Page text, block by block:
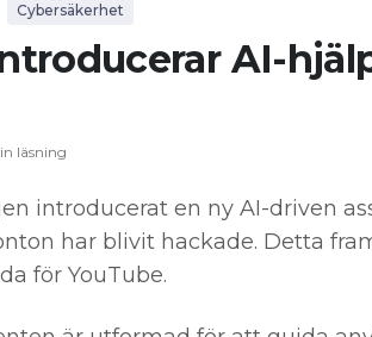
Cybersäkerhet
AI-
läsning
introducerat en ny AI-driven
har blivit hackade. Detta
för YouTube.